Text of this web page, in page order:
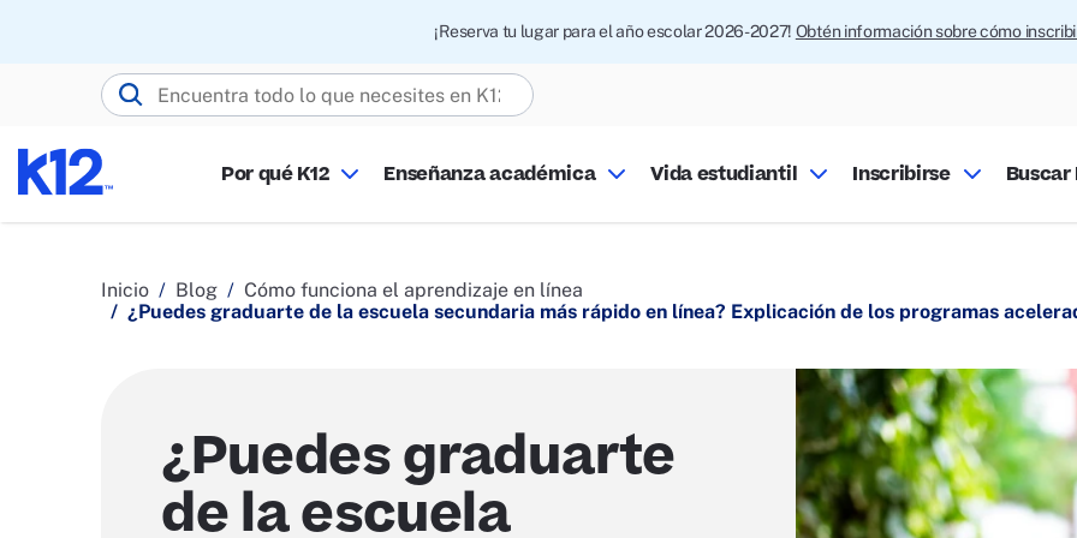
¡Reserva tu lugar para el año escolar 2026-2027! Obtén información sobre cómo
Buscar K12.com
Por qué K12 Enseñanza académica Vida estudiantil Inscribirse Buscar
Inicio Blog
Cómo funciona el aprendizaje en línea
¿Puedes graduarte de la escuela secundaria más rápido en línea? Explicación de los programas
¿Puedes graduarte
de la escuela